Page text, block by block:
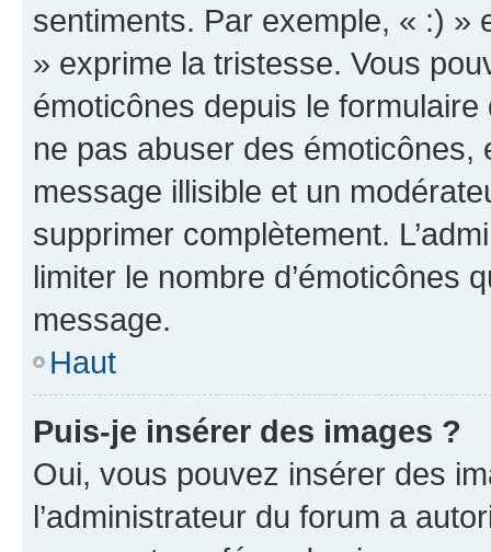
sentiments. Par exemple, « :) »
» exprime la tristesse. Vous
émoticônes depuis le
ne pas abuser des
message illisible et un
supprimer complètement.
limiter le nombre d’émoticônes
message.
Haut
Puis-je insérer des images ?
Oui, vous pouvez insérer des
l’administrateur du forum a